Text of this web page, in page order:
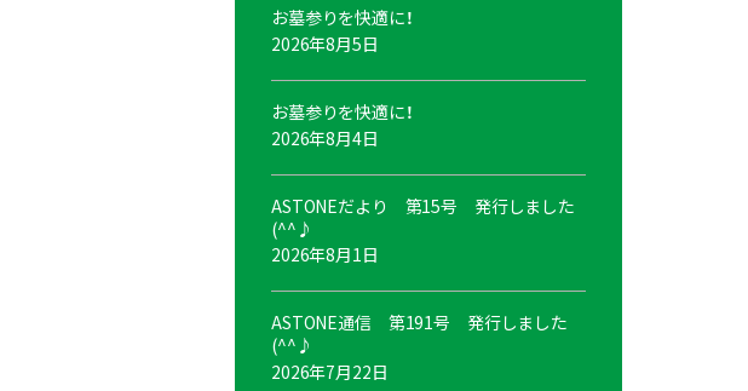
お墓参りを快適に！
2026年8月5日
お墓参りを快適に！
2026年8月4日
ASTONEだより 第15号 発行しました
(^^♪
2026年8月1日
ASTONE通信 第191号 発行しました
(^^♪
2026年7月22日